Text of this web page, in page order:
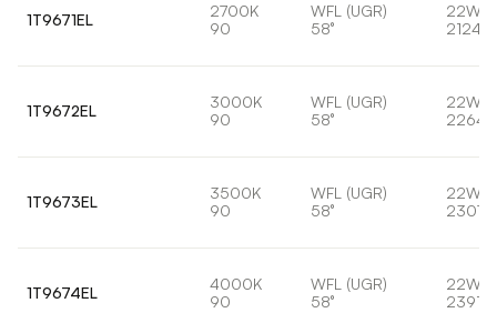
1T9671EL
2700K
90
WFL (UGR)
58°
22W
2124lm
1T9672EL
3000K
90
WFL (UGR)
58°
22W
1T9673EL
3500K
90
WFL (UGR)
58°
22W
1T9674EL
4000K
90
WFL (UGR)
58°
22W
2391lm